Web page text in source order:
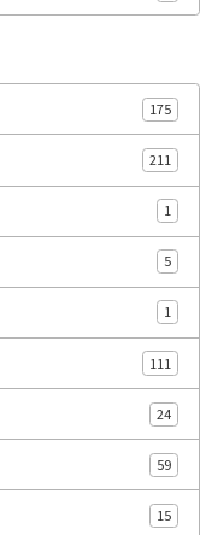
175
211
1
5
1
111
24
59
15